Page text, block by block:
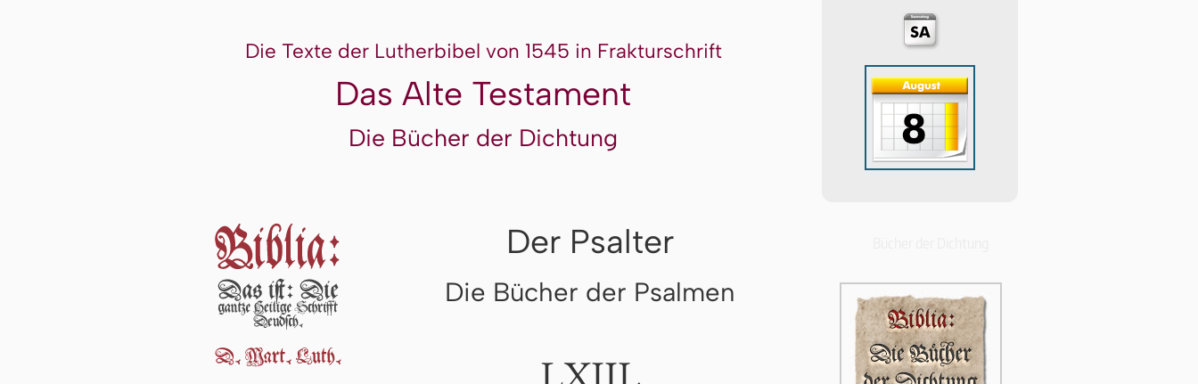
Die Texte der Lutherbibel von 1545 in Frakturschrift
Das Alte Testament
Die Bücher der Dichtung
Der Psalter
Die Bücher der Psalmen